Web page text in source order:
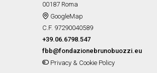
00187 Roma
GoogleMap
C.F. 97290040589
+39.06.6798.547
fbb@fondazionebrunobuozzi.eu
Privacy & Cookie Policy